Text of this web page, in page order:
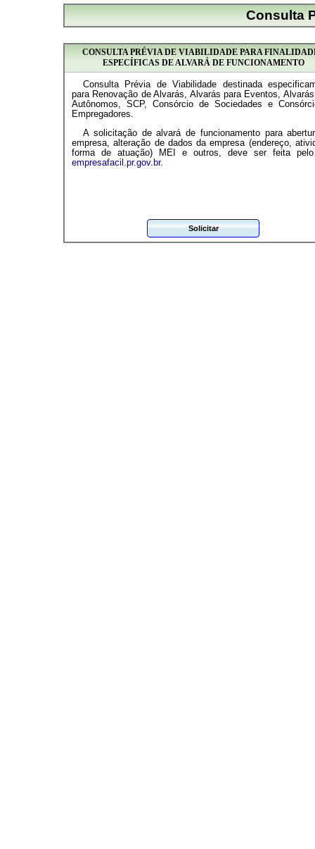
Consulta
CONSULTA PRÉVIA DE VIABILIDADE PARA
ESPECÍFICAS DE ALVARÁ DE FUNCIONAMENTO
Consulta Prévia de Viabilidade destinada
para Renovação de Alvarás, Alvarás para Eventos,
Autônomos, SCP, Consórcio de Sociedades e
Empregadores.
A solicitação de alvará de funcionamento para
empresa, alteração de dados da empresa (endereço,
forma de atuação) MEI e outros, deve ser feita
empresafacil.pr.gov.br.